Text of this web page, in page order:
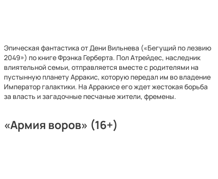
Эпическая фантастика от Дени Вильнева («Бегущий по лезвию
2049») по книге Фрэнка Герберта. Пол Атрейдес, наследник
влиятельной семьи, отправляется вместе с родителями на
пустынную планету Арракис, которую передал им во владение
Император галактики. На Арракисе его ждет жестокая борьба
за власть и загадочные песчаные жители, фремены.
«Армия воров» (16+)